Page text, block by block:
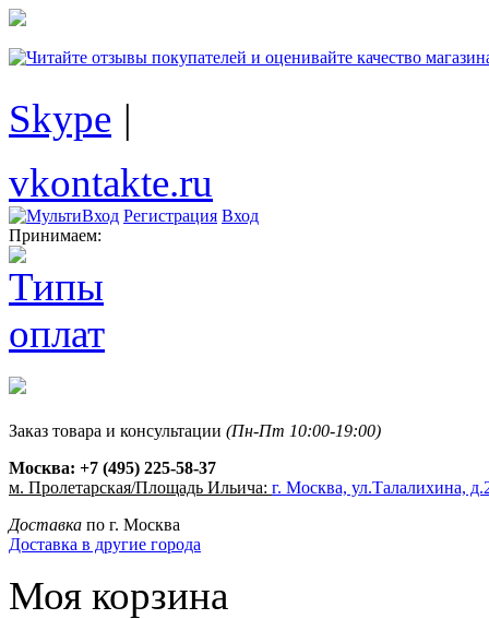
Skype |
vkontakte.ru
Регистрация Вход
Принимаем:
Заказ товара и консультации (Пн-Пт 10:00-19:00)
Москва: +7 (495) 225-58-37
м. Пролетарская/Площадь Ильича: г. Москва, ул.Талалихина,
Доставка по г. Москва
Доставка в другие города
Моя корзина